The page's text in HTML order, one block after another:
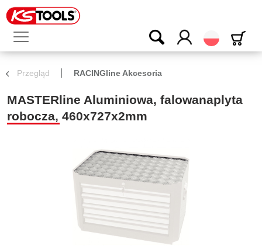
Polski
Przegląd RACINGline Akcesoria
MASTERline Aluminiowa, falowanaplyta
robocza, 460x727x2mm